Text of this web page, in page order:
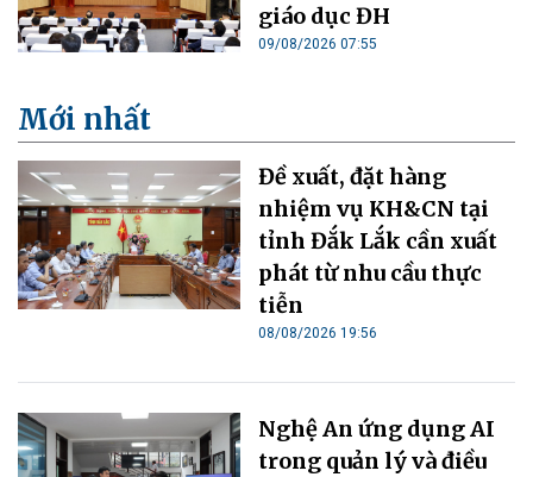
giáo dục ĐH
09/08/2026 07:55
Mới nhất
Đề xuất, đặt hàng
nhiệm vụ KH&CN tại
tỉnh Đắk Lắk cần xuất
phát từ nhu cầu thực
tiễn
08/08/2026 19:56
Nghệ An ứng dụng AI
trong quản lý và điều